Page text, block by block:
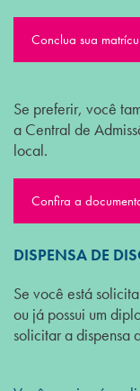
Conclua sua
Se preferir, você
a Central de
local.
Confira a
DISPENSA DE
Se você está
ou já possui um
solicitar a dispensa